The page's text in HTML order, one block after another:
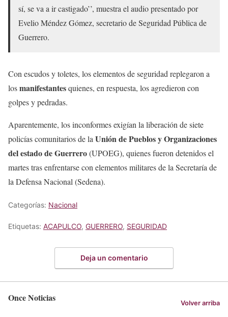
sí, se va a ir castigado’’, muestra el audio presentado por
Evelio Méndez Gómez, secretario de Seguridad Pública de
Guerrero.
Con escudos y toletes, los elementos de seguridad replegaron a
losmanifestantesquienes, en respuesta, los agredieron con
golpes y pedradas.
Aparentemente, los inconformes exigían la liberación de siete
policías comunitarios de la Unión de Pueblos y Organizaciones
del estado de Guerrero(UPOEG), quienes fueron detenidos el
martes tras enfrentarse con elementos militares de la Secretaría de
la Defensa Nacional (Sedena).
Categorías: Nacional
Etiquetas: ACAPULCO, GUERRERO, SEGURIDAD
Deja un comentario
Once Noticias Volver arriba